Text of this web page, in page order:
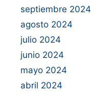
septiembre 2024
agosto 2024
julio 2024
junio 2024
mayo 2024
abril 2024